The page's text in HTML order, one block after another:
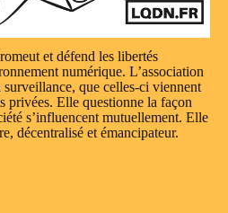
et défend les libertés
numérique. L’association
surveillance, que celles-ci viennent
privées. Elle questionne la façon
s’influencent mutuellement. Elle
décentralisé et émancipateur.